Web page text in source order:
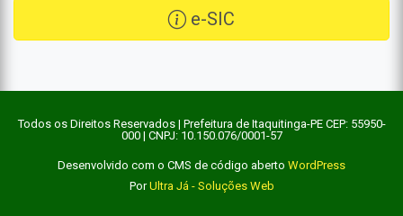
e-SIC
Todos os Direitos Reservados | Prefeitura de Itaquitinga-PE CEP: 55950-
000 | CNPJ: 10.150.076/0001-57
Desenvolvido com o CMS de código aberto WordPress
PorUltra Já - Soluções Web